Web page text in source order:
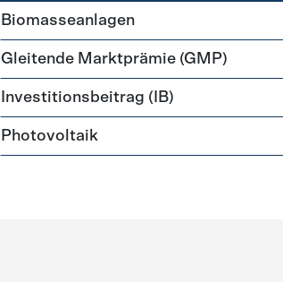
Förderprogramme
Biomasseanlagen
Gleitende Marktprämie (GMP)
Investitionsbeitrag (IB)
Photovoltaik